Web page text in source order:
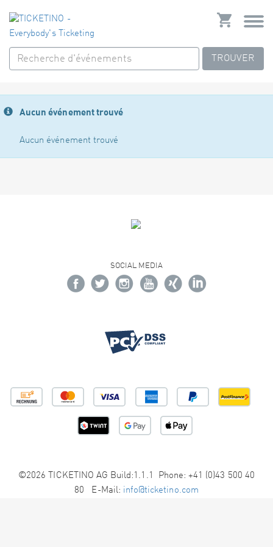
TROUVER
Aucun événement trouvé
Aucun événement trouvé
SOCIAL MEDIA
©2026 TICKETINO AG Build:1.1.1 Phone: +41 (0)43 500 40
80 E-Mail: info@ticketino.com